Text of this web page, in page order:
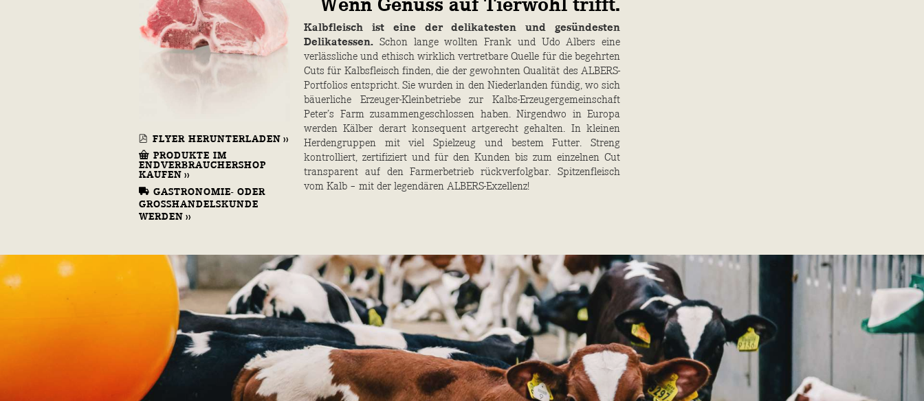
FLYER HERUNTERLADEN
PRODUKTE IM
ENDVERBRAUCHERSHOP
KAUFEN
GASTRONOMIE- ODER
GROSSHANDELSKUNDE
WERDEN
Wenn Genuss auf Tierwohl trifft.
Kalbfleisch ist eine der delikatesten und ­gesündesten
Delikatessen. Schon lange wollten Frank und Udo Albers eine
verlässliche und ethisch wirklich vertret­bare Quelle für die begehrten
Cuts für Kalbsfleisch finden, die der gewohnten Qualität des ALBERS-
Portfolios entspricht. Sie wurden in den Niederlanden fündig, wo sich
bäuerliche Erzeuger-Kleinbetriebe zur Kalbs-Erzeugergemeinschaft
Peter’s Farm zusammengeschlossen haben. Nirgendwo in Europa
werden Kälber derart konsequent artgerecht gehalten. In kleinen
Herdengruppen mit viel Spielzeug und bestem Futter. Streng
kontrolliert, zertifiziert und für den Kunden bis zum einzelnen Cut
transparent auf den Farmerbetrieb rückverfolgbar. Spitzenfleisch
vom Kalb – mit der legendären ALBERS-Exzellenz!